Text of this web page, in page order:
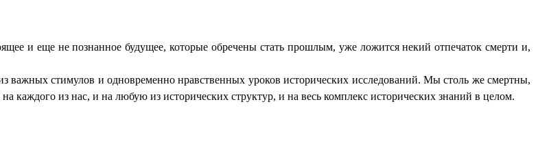
и еще не познанное будущее, которые обречены стать прошлым, уже ложится некий отпечаток смерти и,
важных стимулов и одновременно нравственных уроков исторических исследований. Мы столь же смертны,
каждого из нас, и на любую из исторических структур, и на весь комплекс исторических знаний в целом.